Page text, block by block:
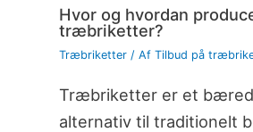
Hvor og hvordan
træbriketter?
Træbriketter/ Af Tilbud på
Træbriketter er et
alternativ til traditionelt